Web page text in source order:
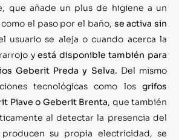
que añade un plus de higiene a un
el paso por el baño, se activa sin
usuario se aleja o cuando acerca la
yestá disponible también para
Geberit Preda y Selva. Del mismo
tecnológicas como los grifos
Piave o Geberit Brenta, que también
al detectar la presencia del
su propia electricidad, se